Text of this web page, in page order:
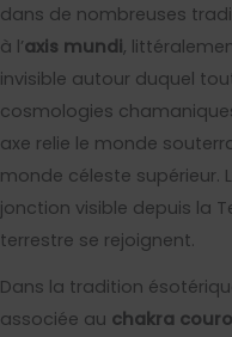
dans de nombreuses
à l’axis mundi,
invisible autour duquel
cosmologies
axe relie le monde
monde céleste supérieur.
jonction visible depuis la
terrestre se rejoignent.
Dans la tradition
associée au chakra